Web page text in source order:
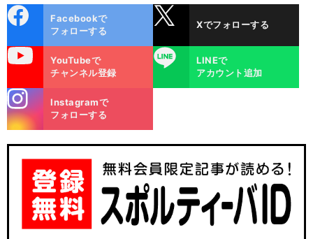
マ
」
ok
Facebookで
フォローする
Xでフォローする
YouTubeで
チャンネル登録
LINE
LINEで
アカウント追加
m
Instagramで
フォローする